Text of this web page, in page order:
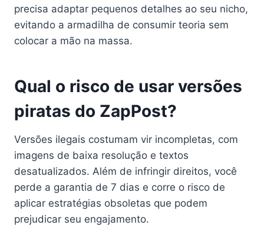
precisa adaptar pequenos detalhes ao seu nicho,
evitando a armadilha de consumir teoria sem
colocar a mão na massa.
Qual o risco de usar versões
piratas do ZapPost?
Versões ilegais costumam vir incompletas, com
imagens de baixa resolução e textos
desatualizados. Além de infringir direitos, você
perde a garantia de 7 dias e corre o risco de
aplicar estratégias obsoletas que podem
prejudicar seu engajamento.